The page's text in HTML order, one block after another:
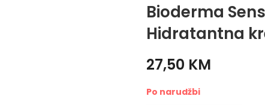
Bioderma
Hidratantna
27,50 KM
Po narudžbi